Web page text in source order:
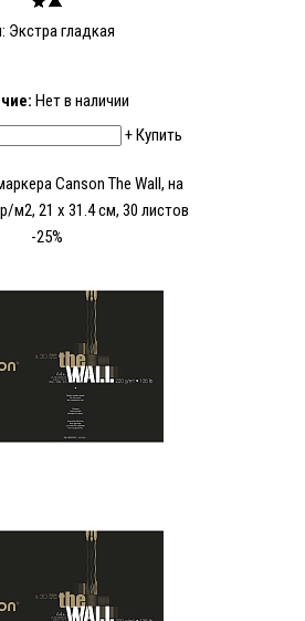
Экстра гладкая
Нет в наличии
+Купить
Canson The Wall, на
м2, 21 х 31.4 см, 30 листов
-25%